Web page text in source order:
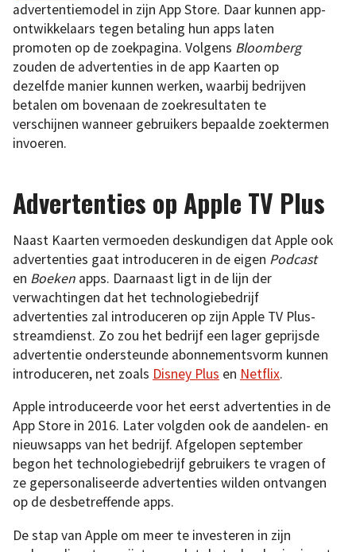
advertentiemodel in zijn App Store. Daar kunnen app-
ontwikkelaars tegen betaling hun apps laten
promoten op de zoekpagina. Volgens Bloomberg
zouden de advertenties in de app Kaarten op
dezelfde manier kunnen werken, waarbij bedrijven
betalen om bovenaan de zoekresultaten te
verschijnen wanneer gebruikers bepaalde zoektermen
invoeren.
Advertenties op Apple TV Plus
Naast Kaarten vermoeden deskundigen dat Apple ook
advertenties gaat introduceren in de eigen Podcast
en Boeken apps. Daarnaast ligt in de lijn der
verwachtingen dat het technologiebedrijf
advertenties zal introduceren op zijn Apple TV Plus-
streamdienst. Zo zou het bedrijf een lager geprijsde
advertentie ondersteunde abonnementsvorm kunnen
introduceren, net zoals Disney Plus en Netflix.
Apple introduceerde voor het eerst advertenties in de
App Store in 2016. Later volgden ook de aandelen- en
nieuwsapps van het bedrijf. Afgelopen september
begon het technologiebedrijf gebruikers te vragen of
ze gepersonaliseerde advertenties wilden ontvangen
op de desbetreffende apps.
De stap van Apple om meer te investeren in zijn